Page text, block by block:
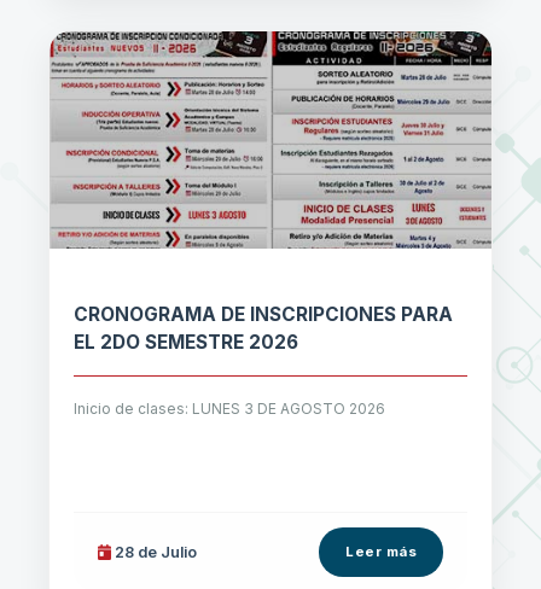
CRONOGRAMA DE INSCRIPCIONES PARA
EL 2DO SEMESTRE 2026
Inicio de clases: LUNES 3 DE AGOSTO 2026
28 de Julio Leer más